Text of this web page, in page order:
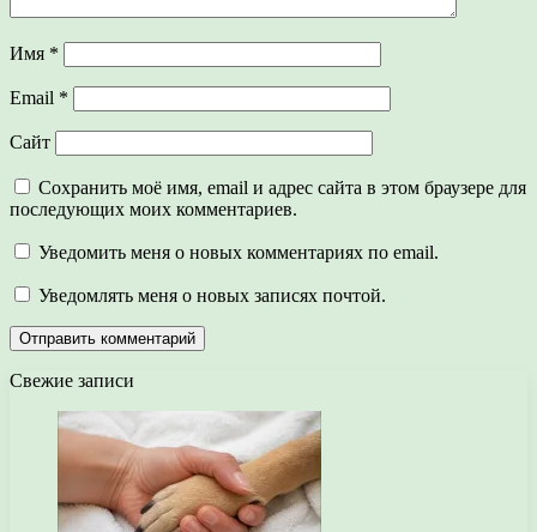
Имя *
Email *
Сайт
Сохранить моё имя, email и адрес сайта в этом браузере для
последующих моих комментариев.
Уведомить меня о новых комментариях по email.
Уведомлять меня о новых записях почтой.
Свежие записи